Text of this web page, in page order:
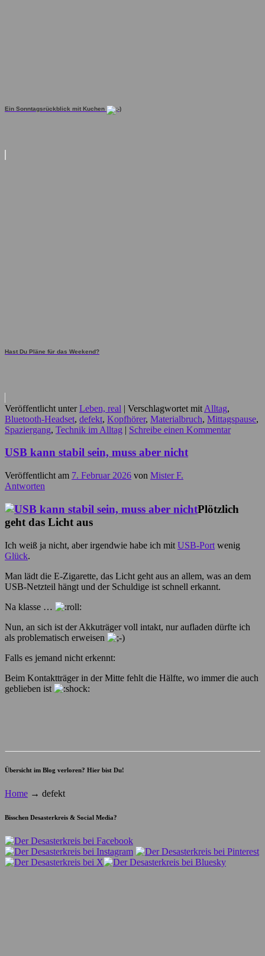
Ein Sonntagsrückblick mit Kuchen
Hast Du Pläne für das Weekend?
Veröffentlicht unter Leben, real | Verschlagwortet mit Alltag,
Bluetooth-Headset, defekt, Kopfhörer, Materialbruch, Mittagspause,
Spaziergang, Technik im Alltag | Schreibe einen Kommentar
USB kann stabil sein, muss aber nicht
Veröffentlicht am 7. Februar 2026 von Mister F.
Antworten
Plötzlich
geht das Licht aus
Ich weiß ja nicht, aber irgendwie habe ich mit USB-Port wenig
Glück.
Man lädt die E-Zigarette, das Licht geht aus an allem, was an dem
USB-Netzteil hängt und der Schuldige ist schnell erkannt.
Na klasse …
Nun, an sich ist der Akkuträger voll intakt, nur aufladen dürfte ich
als problematisch erweisen
Falls es jemand nicht erkennt:
Beim Kontaktträger in der Mitte fehlt die Hälfte, wo immer die auch
geblieben ist
Übersicht im Blog verloren? Hier bist Du!
Home → defekt
Bisschen Desasterkreis & Social Media?